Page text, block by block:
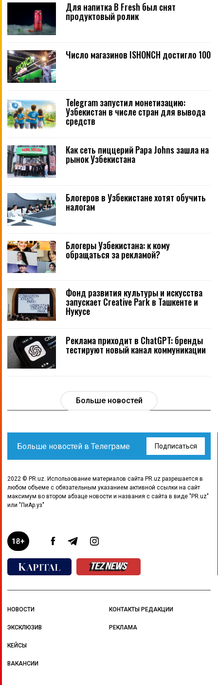
Для напитка B Fresh был снят
продуктовый ролик
Число магазинов ISHONCH достигло 100
Telegram запустил монетизацию:
Узбекистан в числе стран для вывода
средств
Как сеть пиццерий Papa Johns зашла на
рынок Узбекистана
Блогеров в Узбекистане хотят обучить
налогам
Блогеры Узбекистана: к кому
обращаться за рекламой?
Фонд развития культуры и искусства
запускает Creative Park в Ташкенте и
Нукусе
Реклама приходит в ChatGPT: бренды
тестируют новый канал коммуникации
Больше новостей
Больше новостей в Телеграме Подписаться
2022 © PR.uz. Использование материалов сайта PR.uz разрешается в
любом объеме с обязательным указанием активной ссылки на сайт
максимум во втором абзаце новости и названия с сайта в виде "PR.uz"
или "ПиАр.уз"
НОВОСТИ
ЭКСКЛЮЗИВ
КЕЙСЫ
ВАКАНСИИ
КОНТАКТЫ РЕДАКЦИИ
РЕКЛАМА